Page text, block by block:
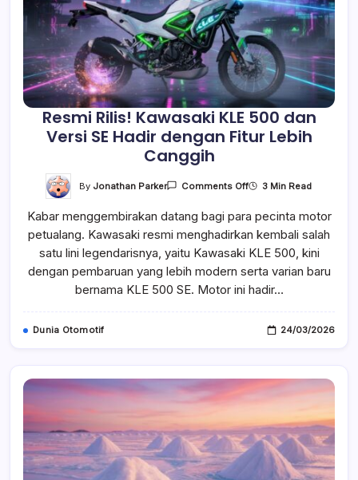
Resmi Rilis! Kawasaki KLE 500 dan
Versi SE Hadir dengan Fitur Lebih
Canggih
By Jonathan Parker Comments OffOn
Kawasaki
KLE
500
Dan
Versi
SE
Hadir
Dengan
3 Min Read
Kabar menggembirakan datang bagi para pecinta motor
petualang. Kawasaki resmi menghadirkan kembali salah
satu lini legendarisnya, yaitu Kawasaki KLE 500, kini
dengan pembaruan yang lebih modern serta varian baru
bernama KLE 500 SE. Motor ini hadir…
Dunia Otomotif 24/03/2026